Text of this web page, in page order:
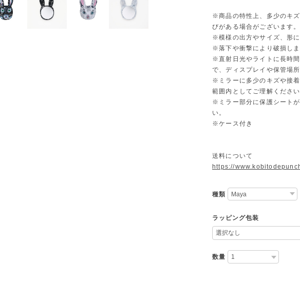
※商品の特性上、多少のキ
びがある場合がございます
※模様の出方やサイズ、形
※落下や衝撃により破損し
※直射日光やライトに長時
で、ディスプレイや保管場
※ミラーに多少のキズや接
範囲内としてご理解ください
※ミラー部分に保護シート
い。
※ケース付き
送料について
https://
種類
ラッピング包装
数量